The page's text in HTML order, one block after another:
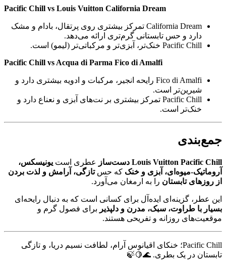
Pacific Chill vs Louis Vuitton California Dream
California Dream تمرکز بیشتری روی پرتقال، بادام و مشک
دارد و حس تابستانی گرم‌تری ارائه می‌دهد.
Pacific Chill خنک‌تر، آبزی‌تر و مرکباتی‌تر (لیمو) است.
Pacific Chill vs Acqua di Parma Fico di Amalfi
Fico di Amalfi رایحه انجیر، مرکبات و ادویه بیشتری دارد و
شیرین‌تر است.
Pacific Chill تمرکز بیشتری بر نت‌های آبزی و نعناع دارد و
خنک‌تر است.
جمع‌بندی
Louis Vuitton Pacific Chill دست‌ساز عطری است یونیسکس،
آروماتیک-میوه‌ای، آبزی و خنک که حستازگی، آرامش و لذت بردن
از روزهای تابستان را به ارمغان می‌آورد.
این عطر، گزینه‌ای ایده‌آل برای کسانی است که به دنبال رایحه‌ای
بسیار با طراوت، سبک، مدرن و دلپذیر برای فصول گرم و
موقعیت‌های روزانه و تفریحی هستند.
Pacific Chill؛ خنکای اقیانوس آرام، لطافت نسیم دریا، و تازگی
تابستان در یک بطری. 🌊🍋🍃